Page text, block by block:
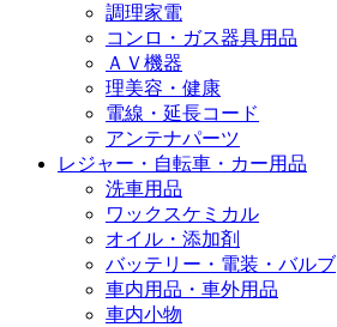
調理家電
コンロ・ガス器具用品
ＡＶ機器
理美容・健康
電線・延長コード
アンテナパーツ
レジャー・自転車・カー用品
洗車用品
ワックスケミカル
オイル・添加剤
バッテリー・電装・バルブ
車内用品・車外用品
車内小物